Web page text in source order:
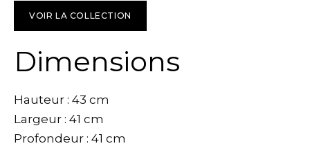
VOIR LA COLLECTION
Dimensions
Hauteur : 43 cm
Largeur : 41 cm
Profondeur : 41 cm